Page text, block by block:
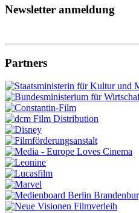
Newsletter anmeldung
Partners